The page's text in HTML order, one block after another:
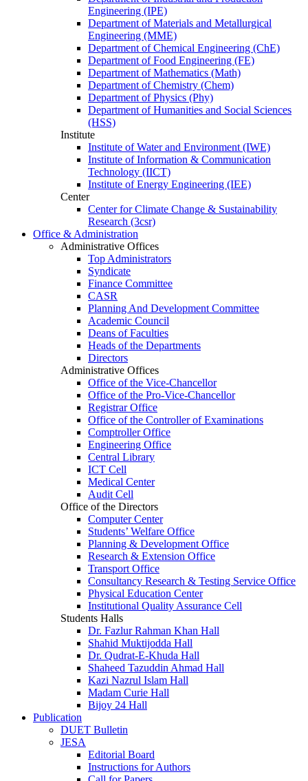
Engineering (IPE)
Department of Materials and Metallurgical
Engineering (MME)
Department of Chemical Engineering (ChE)
Department of Food Engineering (FE)
Department of Mathematics (Math)
Department of Chemistry (Chem)
Department of Physics (Phy)
Department of Humanities and Social Sciences
(HSS)
Institute
Institute of Water and Environment (IWE)
Institute of Information & Communication
Technology (IICT)
Institute of Energy Engineering (IEE)
Center
Center for Climate Change & Sustainability
Research (3csr)
Office & Administration
Administrative Offices
Top Administrators
Syndicate
Finance Committee
CASR
Planning And Development Committee
Academic Council
Deans of Faculties
Heads of the Departments
Directors
Administrative Offices
Office of the Vice-Chancellor
Office of the Pro-Vice-Chancellor
Registrar Office
Office of the Controller of Examinations
Comptroller Office
Engineering Office
Central Library
ICT Cell
Medical Center
Audit Cell
Office of the Directors
Computer Center
Students’ Welfare Office
Planning & Development Office
Research & Extension Office
Transport Office
Consultancy Research & Testing Service Office
Physical Education Center
Institutional Quality Assurance Cell
Students Halls
Dr. Fazlur Rahman Khan Hall
Shahid Muktijodda Hall
Dr. Qudrat-E-Khuda Hall
Shaheed Tazuddin Ahmad Hall
Kazi Nazrul Islam Hall
Madam Curie Hall
Bijoy 24 Hall
Publication
DUET Bulletin
JESA
Editorial Board
Instructions for Authors